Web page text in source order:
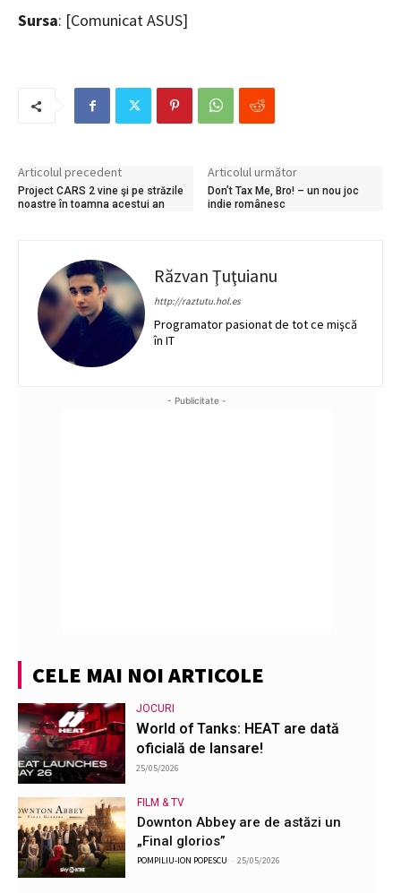
Sursa: [Comunicat ASUS]
Articolul precedent
Project CARS 2 vine şi pe străzile
noastre în toamna acestui an
Articolul următor
Don’t Tax Me, Bro! – un nou joc
indie românesc
Răzvan Ţuţuianu
http://raztutu.hol.es
Programator pasionat de tot ce mişcă
în IT
- Publicitate -
CELE MAI NOI ARTICOLE
JOCURI
World of Tanks: HEAT are dată
oficială de lansare!
25/05/2026
FILM & TV
Downton Abbey are de astăzi un
„Final glorios”
POMPILIU-ION POPESCU - 25/05/2026